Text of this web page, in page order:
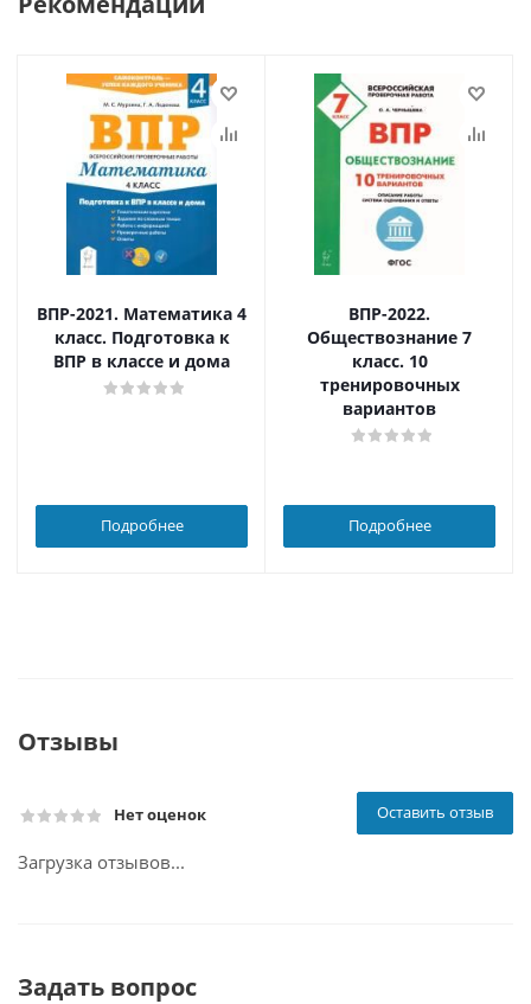
ВПР-2021. Математика 4
класс. Подготовка к
ВПР в классе и дома
Подробнее
ВПР-2022.
Обществознание 7
класс. 10
тренировочных
вариантов
Подробнее
Отзывы
Нет оценок Оставить отзыв
Загрузка отзывов...
Задать вопрос